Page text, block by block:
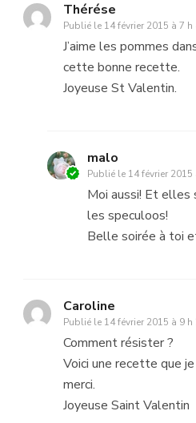
Thérése
Publié le 14 février 2015 à 7 h
J’aime les pommes
cette bonne recette.
Joyeuse St Valentin.
malo
Publié le 14 février
Moi aussi! Et elles
les speculoos!
Belle soirée à toi
Caroline
Publié le 14 février 2015 à 9 h
Comment résister ?
Voici une recette que
merci.
Joyeuse Saint Valentin